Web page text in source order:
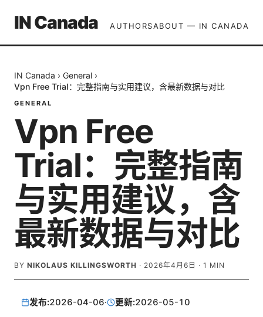
IN Canada AUTHORSABOUT — IN CANADA
IN Canada › General ›
Vpn Free Trial：完整指南与实用建议，含最新数据与对比
GENERAL
Vpn Free
Trial：完整指南
与实用建议，含
最新数据与对比
BY NIKOLAUS KILLINGSWORTH · 2026年4月6日 · 1 MIN
发布:2026-04-06· 更新:2026-05-10